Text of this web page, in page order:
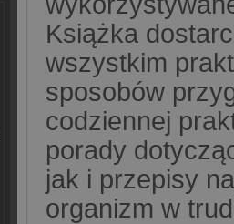
Książka
wszystkim
sposobów
codziennej
porady
jak i przepisy
organizm w